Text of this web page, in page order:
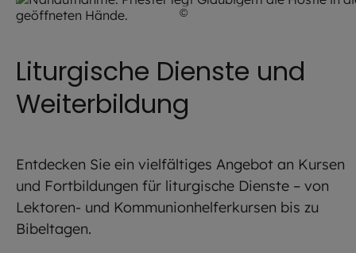
©
Liturgische Dienste und
Weiterbildung
Entdecken Sie ein vielfältiges Angebot an Kursen
und Fortbildungen für liturgische Dienste – von
Lektoren- und Kommunionhelferkursen bis zu
Bibeltagen.